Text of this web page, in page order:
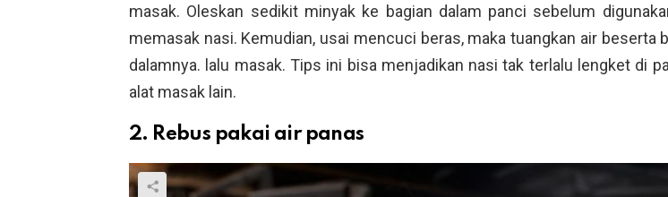
masak. Oleskan sedikit minyak ke bagian dalam panci sebelum
memasak nasi. Kemudian, usai mencuci beras, maka tuangkan air beserta
dalamnya. lalu masak. Tips ini bisa menjadikan nasi tak terlalu lengket di
alat masak lain.
2. Rebus pakai air panas